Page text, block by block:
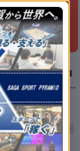
賀 総体 テニス 速
グルス 男子は野口諒
）女子は長友沙薫
が優勝
鳥栖商業高校
賀高校
佐賀商業高校
校
致遠館高校